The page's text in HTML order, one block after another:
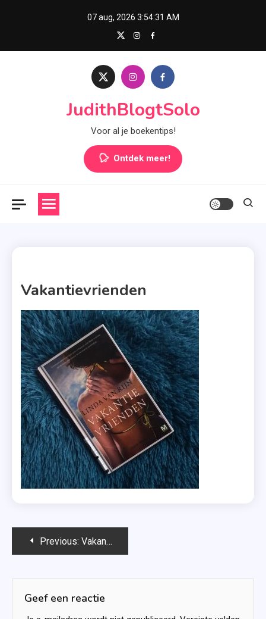
07 aug, 2026 3:54:32 AM
JudithBlogtSolo
Voor al je boekentips!
Ontdek meer!
Vakantievrienden
Bericht
Previous: Vakantievrienden – Linda van Rijn
Geef een reactie